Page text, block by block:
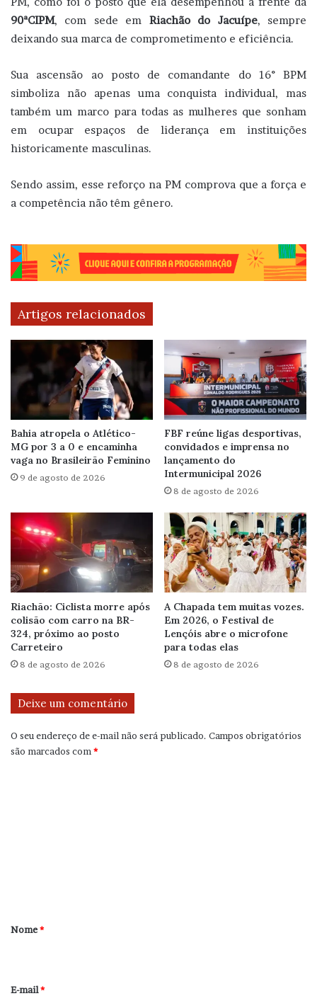
90ªCIPM, com sede em Riachão do Jacuípe, sempre
deixando sua marca de comprometimento e eficiência.
Sua ascensão ao posto de comandante do 16° BPM
simboliza não apenas uma conquista individual, mas
também um marco para todas as mulheres que sonham
em ocupar espaços de liderança em instituições
historicamente masculinas.
Sendo assim, esse reforço na PM comprova que a força e
a competência não têm gênero.
Artigos relacionados
Bahia atropela o Atlético-
MG por 3 a 0 e encaminha
vaga no Brasileirão Feminino
9 de agosto de 2026
FBF reúne ligas desportivas,
convidados e imprensa no
lançamento do
Intermunicipal 2026
8 de agosto de 2026
Riachão: Ciclista morre após
colisão com carro na BR-
324, próximo ao posto
Carreteiro
8 de agosto de 2026
A Chapada tem muitas vozes.
Em 2026, o Festival de
Lençóis abre o microfone
para todas elas
8 de agosto de 2026
Deixe um comentário
O seu endereço de e-mail não será publicado. Campos obrigatórios
são marcados com *
r
*
Nome*
E-mail*